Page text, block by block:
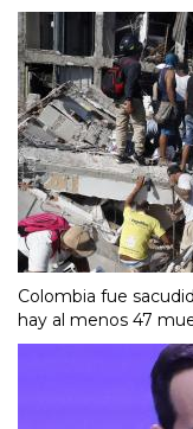
Colombia fue
hay al menos 47